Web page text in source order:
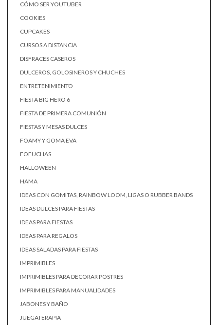
CÓMO SER YOUTUBER
COOKIES
CUPCAKES
CURSOS A DISTANCIA
DISFRACES CASEROS
DULCEROS, GOLOSINEROS Y CHUCHES
ENTRETENIMIENTO
FIESTA BIG HERO 6
FIESTA DE PRIMERA COMUNIÓN
FIESTAS Y MESAS DULCES
FOAMY Y GOMA EVA
FOFUCHAS
HALLOWEEN
HAMA
IDEAS CON GOMITAS, RAINBOW LOOM, LIGAS O RUBBER BANDS
IDEAS DULCES PARA FIESTAS
IDEAS PARA FIESTAS
IDEAS PARA REGALOS
IDEAS SALADAS PARA FIESTAS
IMPRIMIBLES
IMPRIMIBLES PARA DECORAR POSTRES
IMPRIMIBLES PARA MANUALIDADES
JABONES Y BAÑO
JUEGATERAPIA